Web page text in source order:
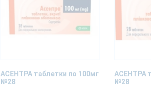
АСЕНТРА таблетки по 100мг
№28
АСЕНТРА
№28